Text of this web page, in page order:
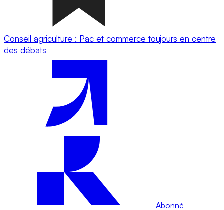
Conseil agriculture : Pac et commerce toujours en centre
des débats
Abonné